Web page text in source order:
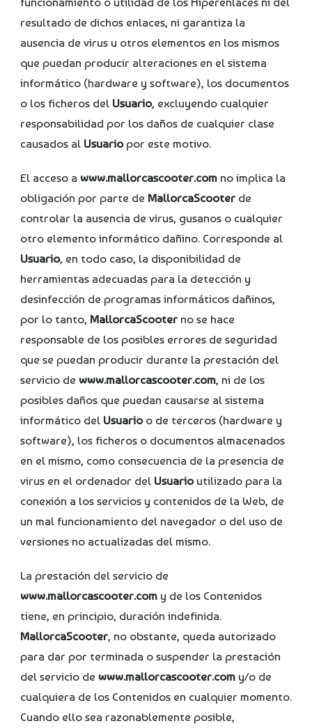
resultado de dichos enlaces, ni garantiza la
ausencia de virus u otros elementos en los mismos
que puedan producir alteraciones en el sistema
informático (hardware y software), los documentos
o los ficheros del Usuario, excluyendo cualquier
responsabilidad por los daños de cualquier clase
causados al Usuariopor este motivo.
El acceso a www.mallorcascooter.com no implica la
obligación por parte de MallorcaScooter de
controlar la ausencia de virus, gusanos o cualquier
otro elemento informático dañino. Corresponde al
Usuario, en todo caso, la disponibilidad de
herramientas adecuadas para la detección y
desinfección de programas informáticos dañinos,
por lo tanto, MallorcaScooter no se hace
responsable de los posibles errores de seguridad
que se puedan producir durante la prestación del
servicio de www.mallorcascooter.com, ni de los
posibles daños que puedan causarse al sistema
informático del Usuarioo de terceros (hardware y
software), los ficheros o documentos almacenados
en el mismo, como consecuencia de la presencia de
virus en el ordenador del Usuarioutilizado para la
conexión a los servicios y contenidos de la Web, de
un mal funcionamiento del navegador o del uso de
versiones no actualizadas del mismo.
La prestación del servicio de
www.mallorcascooter.com y de los Contenidos
tiene, en principio, duración indefinida.
MallorcaScooter, no obstante, queda autorizado
para dar por terminada o suspender la prestación
del servicio de www.mallorcascooter.com y/o de
cualquiera de los Contenidos en cualquier momento.
Cuando ello sea razonablemente posible,